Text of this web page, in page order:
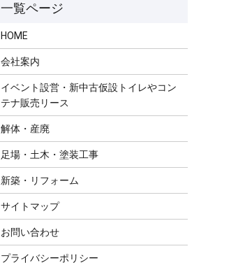
HOME
会社案内
イベント設営・新中古仮設トイレやコン
テナ販売リース
解体・産廃
足場・土木・塗装工事
新築・リフォーム
サイトマップ
お問い合わせ
プライバシーポリシー